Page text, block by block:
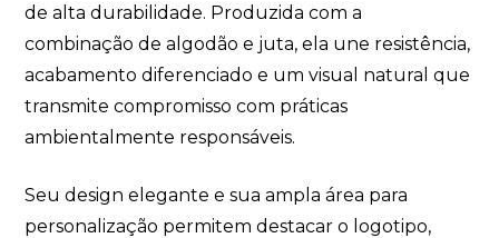
de alta durabilidade. Produzida com a
combinação de algodão e juta, ela une resistência,
acabamento diferenciado e um visual natural que
transmite compromisso com práticas
ambientalmente responsáveis.
Seu design elegante e sua ampla área para
personalização permitem destacar o logotipo,